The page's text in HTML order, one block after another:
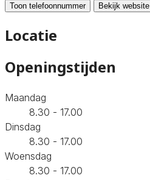
Toon telefoonnummer Bekijk website
Locatie
Openingstijden
Maandag
8.30 - 17.00
Dinsdag
8.30 - 17.00
Woensdag
8.30 - 17.00